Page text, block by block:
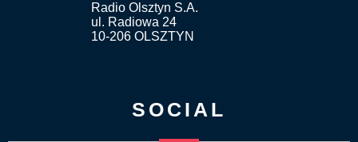
Radio Olsztyn S.A.
ul. Radiowa 24
10-206 OLSZTYN
SOCIAL